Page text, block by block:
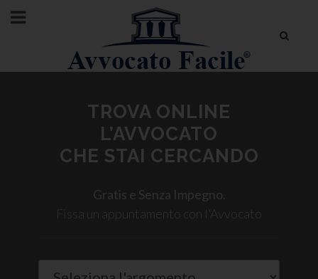
TROVA ONLINE
L’AVVOCATO
CHE STAI CERCANDO
Gratis e Senza Impegno.
Fissa un appuntamento con l'Avvocato